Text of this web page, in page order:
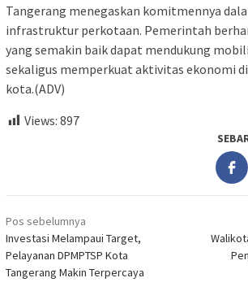
Tangerang menegaskan komitmennya
infrastruktur perkotaan. Pemerintah
yang semakin baik dapat mendukung
sekaligus memperkuat aktivitas ekonomi
kota.(ADV)
Views: 897
Navigasi
pos
Pos sebelumnya
Investasi Melampaui Target,
Pelayanan DPMPTSP Kota
Tangerang Makin Terpercaya